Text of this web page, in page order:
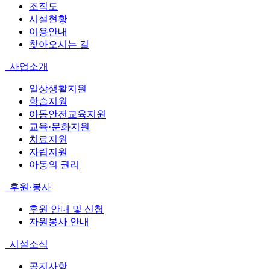
조직도
시설현황
이용안내
찾아오시는 길
사업소개
일상생활지원
학습지원
아동안전교육지원
교육·문화지원
치료지원
자립지원
아동의 권리
후원·봉사
후원 안내 및 신청
자원봉사 안내
시설소식
공지사항